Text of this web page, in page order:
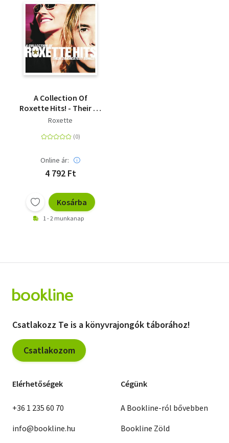
A Collection Of
Roxette Hits! - Their 20
Greatest songs - CD
Roxette
Online ár:
4 792 Ft
Kosárba
1 - 2 munkanap
Csatlakozz Te is a könyvrajongók táborához!
Csatlakozom
Elérhetőségek
+36 1 235 60 70
info@bookline.hu
Cégünk
A Bookline-ról bővebben
Bookline Zöld